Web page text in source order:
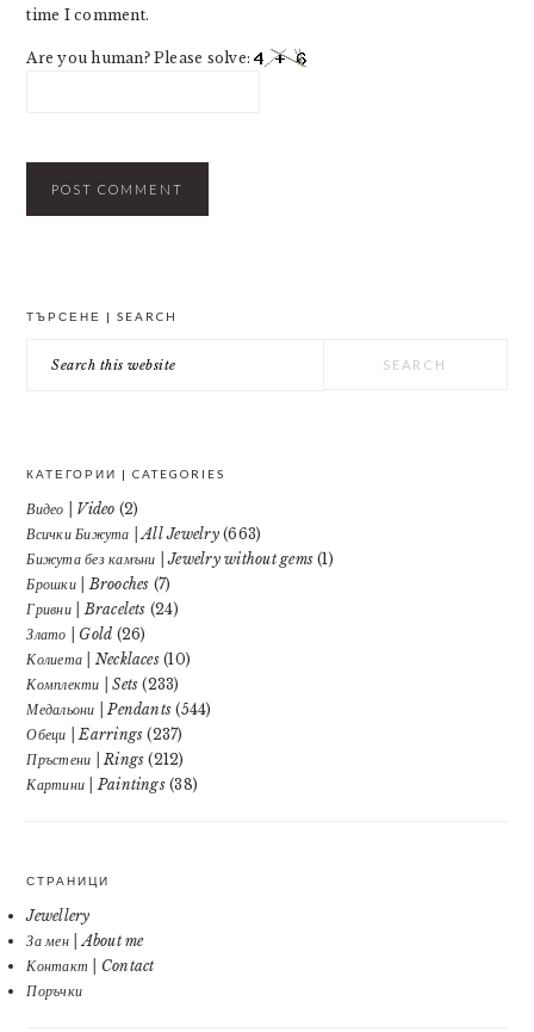
time I comment.
Are you human? Please solve:
ТЪРСЕНЕ | SEARCH
this
КАТЕГОРИИ | CATEGORIES
Видео | Video (2)
Всички Бижута | All Jewelry(663)
Бижута без камъни | Jewelry without gems (1)
Брошки | Brooches (7)
Гривни | Bracelets (24)
Злато | Gold (26)
Колиета | Necklaces(10)
Комплекти | Sets (233)
Медальони | Pendants (544)
Обеци | Earrings (237)
Пръстени | Rings (212)
Картини | Paintings(38)
СТРАНИЦИ
Jewellery
За мен | About me
Контакт | Contact
Поръчки